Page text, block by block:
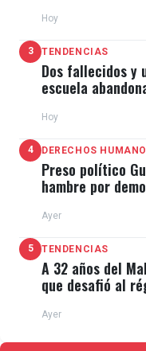
Hoy
3 TENDENCIAS
Dos fallecidos y
escuela
Hoy
4 DERECHOS
Preso político
hambre por
Ayer
5 TENDENCIAS
A 32 años del
que desafió al
Ayer